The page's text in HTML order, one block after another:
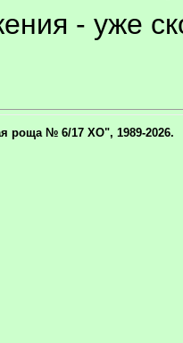
- уже
роща № 6/17 ХО", 1989-2026.